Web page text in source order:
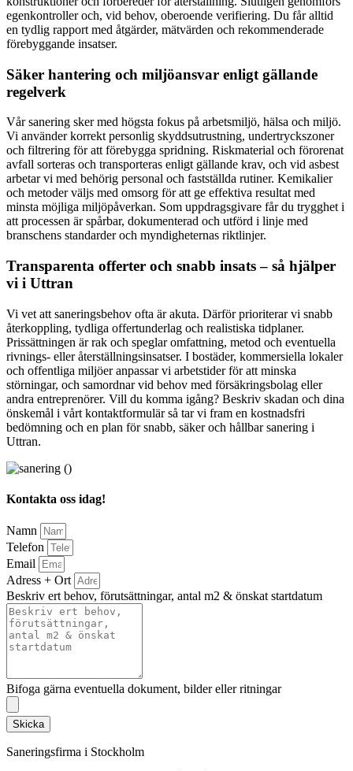
egenkontroller och, vid behov, oberoende verifiering. Du får alltid
en tydlig rapport med åtgärder, mätvärden och rekommenderade
förebyggande insatser.
Säker hantering och miljöansvar enligt gällande
regelverk
Vår sanering sker med högsta fokus på arbetsmiljö, hälsa och miljö.
Vi använder korrekt personlig skyddsutrustning, undertryckszoner
och filtrering för att förebygga spridning. Riskmaterial och förorenat
avfall sorteras och transporteras enligt gällande krav, och vid asbest
arbetar vi med behörig personal och fastställda rutiner. Kemikalier
och metoder väljs med omsorg för att ge effektiva resultat med
minsta möjliga miljöpåverkan. Som uppdragsgivare får du trygghet i
att processen är spårbar, dokumenterad och utförd i linje med
branschens standarder och myndigheternas riktlinjer.
Transparenta offerter och snabb insats – så hjälper
vi i Uttran
Vi vet att saneringsbehov ofta är akuta. Därför prioriterar vi snabb
återkoppling, tydliga offertunderlag och realistiska tidplaner.
Prissättningen är rak och speglar omfattning, metod och eventuella
rivnings- eller återställningsinsatser. I bostäder, kommersiella lokaler
och offentliga miljöer anpassar vi arbetstider för att minska
störningar, och samordnar vid behov med försäkringsbolag eller
andra entreprenörer. Vill du komma igång? Beskriv skadan och dina
önskemål i vårt kontaktformulär så tar vi fram en kostnadsfri
bedömning och en plan för snabb, säker och hållbar sanering i
Uttran.
Kontakta oss idag!
Namn
Telefon
Email
Adress + Ort
Beskriv ert behov, förutsättningar, antal m2 & önskat startdatum
Bifoga gärna eventuella dokument, bilder eller ritningar
Skicka
Saneringsfirma i Stockholm